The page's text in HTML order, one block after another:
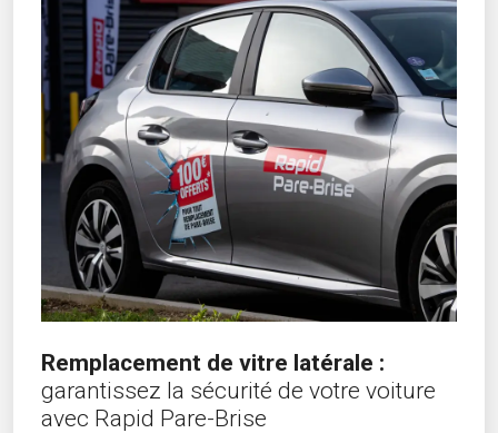
Remplacement de vitre latérale :
garantissez la sécurité de votre voiture
avec Rapid Pare-Brise